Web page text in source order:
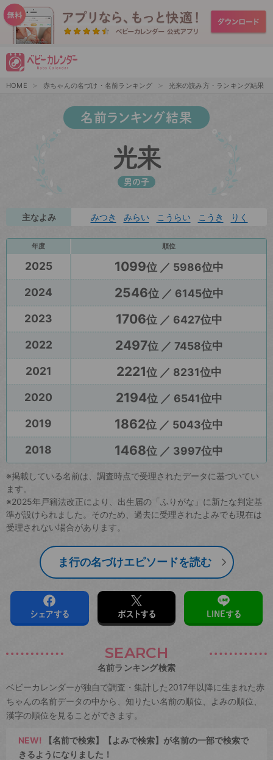
HOME 赤ちゃんの名づけ・名前ランキング 光来の読み方・ランキング結果
名前ランキング結果
光来
男の子
主なよみ みつき みらい こうらい こうき りく
年度 順位
2025 1099位 ／ 5986位中
2024
2546位 ／ 6145位中
2023
1706位 ／ 6427位中
2022
2497位 ／ 7458位中
2021
2221位 ／ 8231位中
2020
2194位 ／ 6541位中
2019
1862位 ／ 5043位中
2018
1468位 ／ 3997位中
※掲載している名前は、調査時点で受理されたデータに基づいてい
ます。
※2025年戸籍法改正により、出生届の「ふりがな」に新たな判定基
準が設けられました。そのため、過去に受理されたよみでも現在は
受理されない場合があります。
ま行の名づけエピソードを読む
シェアする ポストする LINEする
SEARCH
名前ランキング検索
ベビーカレンダーが独自で調査・集計した2017年以降に生まれた赤
ちゃんの名前データの中から、知りたい名前の順位、よみの順位、
漢字の順位を見ることができます。
NEW! 【名前で検索】【よみで検索】が名前の一部で検索で
きるようになりました！